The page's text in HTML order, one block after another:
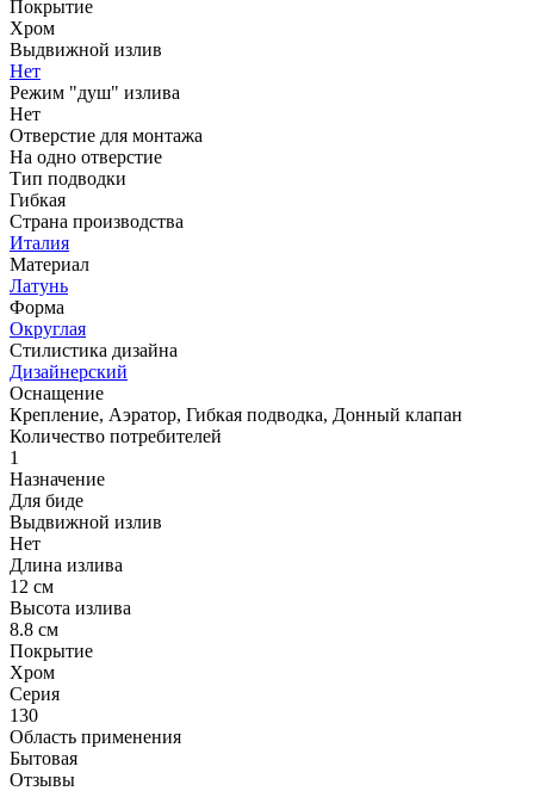
Покрытие
Хром
Выдвижной излив
Нет
Режим "душ" излива
Нет
Отверстие для монтажа
На одно отверстие
Тип подводки
Гибкая
Страна производства
Италия
Материал
Латунь
Форма
Округлая
Стилистика дизайна
Дизайнерский
Оснащение
Крепление, Аэратор, Гибкая подводка, Донный клапан
Количество потребителей
1
Назначение
Для биде
Выдвижной излив
Нет
Длина излива
12 см
Высота излива
8.8 см
Покрытие
Хром
Серия
130
Область применения
Бытовая
Отзывы